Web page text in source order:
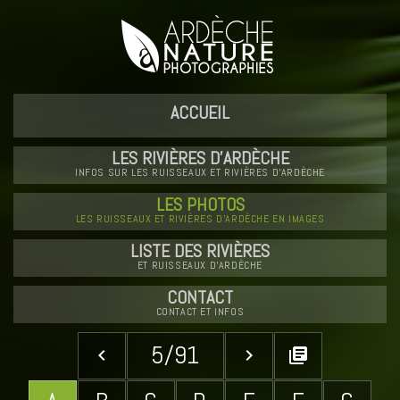
ACCUEIL
LES RIVIÈRES D'ARDÈCHE
INFOS SUR LES RUISSEAUX ET RIVIÈRES D'ARDÈCHE
LES PHOTOS
LES RUISSEAUX ET RIVIÈRES D'ARDÈCHE EN IMAGES
LISTE DES RIVIÈRES
ET RUISSEAUX D'ARDÈCHE
CONTACT
CONTACT ET INFOS
keyboard_arrow_left 5/91 keyboard_arrow_right library_books